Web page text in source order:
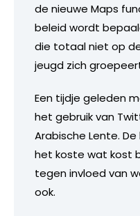
de nieuwe Maps
beleid wordt
die totaal niet op
jeugd zich
Een tijdje geleden
het gebruik van
Arabische Lente.
het koste wat kost
tegen invloed van
ook.